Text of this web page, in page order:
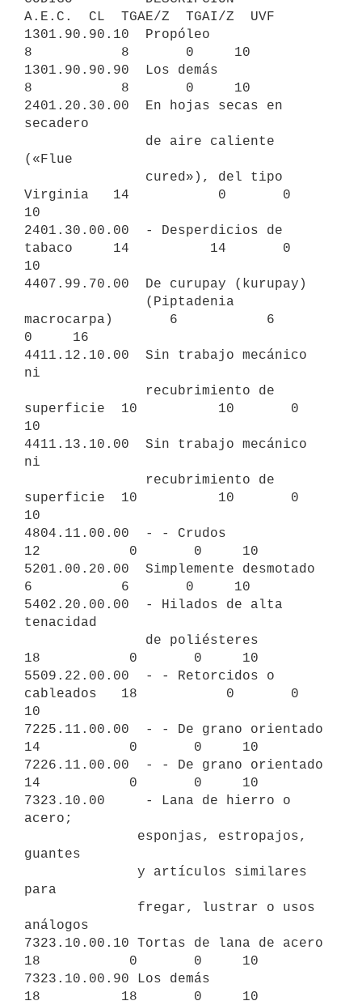
A.E.C.  CL  TGAE/Z  TGAI/Z  UVF
1301.90.90.10  Propóleo
8           8       0     10
1301.90.90.90  Los demás
8           8       0     10
2401.20.30.00  En hojas secas en
secadero
(«Flue
Virginia   14           0       0
10
2401.30.00.00  - Desperdicios de
tabaco     14          14       0
10
4407.99.70.00  De curupay (kurupay)
macrocarpa)       6           6
0     16
4411.12.10.00  Sin trabajo mecánico
ni
superficie  10          10       0
10
4411.13.10.00  Sin trabajo mecánico
ni
superficie  10          10       0
10
4804.11.00.00  - - Crudos
12           0       0     10
5201.00.20.00  Simplemente desmotado
6           6       0     10
5402.20.00.00  - Hilados de alta
tenacidad
18           0       0     10
5509.22.00.00  - - Retorcidos o
cableados   18           0       0
10
7225.11.00.00  - - De grano orientado
14           0       0     10
7226.11.00.00  - - De grano orientado
14           0       0     10
7323.10.00     - Lana de hierro o
acero;
guantes
para
análogos
7323.10.00.10 Tortas de lana de acero
18           0       0     10
7323.10.00.90 Los demás
18          18       0     10